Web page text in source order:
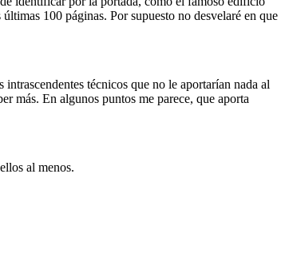
100 páginas. Por supuesto no desvelaré en que
técnicos que no le aportarían nada al
más. En algunos puntos me parece, que aporta
al menos.